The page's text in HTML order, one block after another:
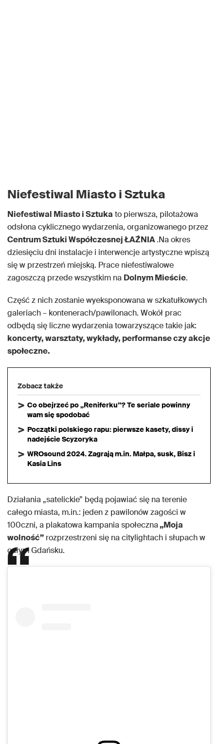
Niefestiwal Miasto i Sztuka
Niefestiwal Miasto i Sztuka to pierwsza, pilotażowa
odsłona cyklicznego wydarzenia, organizowanego przez
Centrum Sztuki Współczesnej ŁAŹNIA.Na okres
dziesięciu dni instalacje i interwencje artystyczne wpiszą
się w przestrzeń miejską. Prace niefestiwalowe
zagoszczą przede wszystkim na Dolnym Mieście.
Część z nich zostanie wyeksponowana w szkatułkowych
galeriach – kontenerach/pawilonach. Wokół prac
odbędą się liczne wydarzenia towarzyszące takie jak:
koncerty, warsztaty, wykłady, performanse czy akcje
społeczne.
Zobacz także
Co obejrzeć po „Reniferku”? Te seriale powinny
wam się spodobać
Początki polskiego rapu: pierwsze kasety, dissy i
nadejście Scyzoryka
WROsound 2024. Zagrają m.in. Małpa, susk, Bisz i
Kasia Lins
Działania „satelickie” będą pojawiać się na terenie
całego miasta, m.in.: jeden z pawilonów zagości w
100czni, a plakatowa kampania społeczna„Moja
wolność” rozprzestrzeni się na citylightach i słupach w
całym Gdańsku.